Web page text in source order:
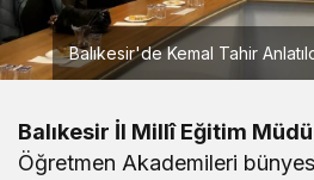
Balıkesir'de Kemal Tahir
Balıkesir İl Millî Eğitim
Öğretmen Akademileri